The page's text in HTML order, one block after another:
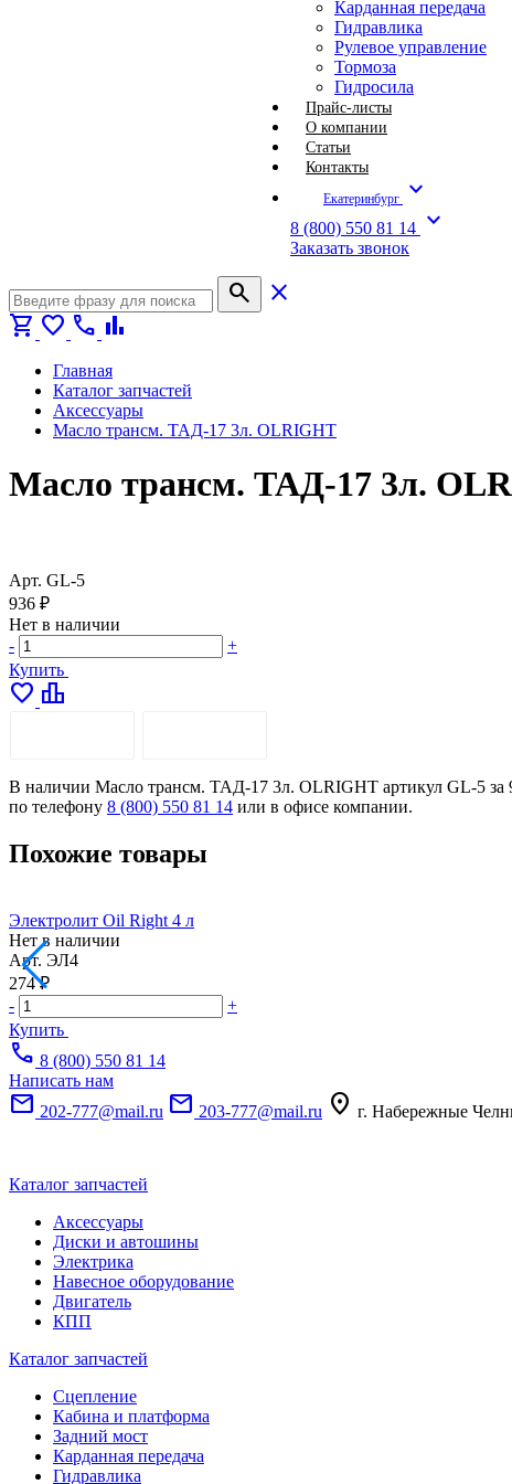
Карданная передача
Гидравлика
Рулевое управление
Тормоза
Гидросила
Прайс-листы
О компании
Статьи
Контакты
Екатеринбург expand_more
8 (800) 550 81 14 expand_more
Заказать звонок
search
close
shopping_cart favorite call bar_chart
Главная
Каталог запчастей
Аксессуары
Масло трансм. ТАД-17 3л. OLRIGHT
Масло трансм. ТАД-17 3л.
Арт. GL-5
936 ₽
Нет в наличии
-
+
Купить
favorite leaderboard
В наличии Масло трансм. ТАД-17 3л. OLRIGHT артикул GL-5 за
по телефону 8 (800) 550 81 14 или в офисе компании.
Похожие товары
Электролит Oil Right 4 л
Нет в наличии
Арт. ЭЛ4
274 ₽
-
+
Купить
call 8 (800) 550 81 14
Написать нам
mail 202-777@mail.ru mail 203-777@mail.ru location_on г. Набережные
Каталог запчастей
Аксессуары
Диски и автошины
Электрика
Навесное оборудование
Двигатель
КПП
Каталог запчастей
Сцепление
Кабина и платформа
Задний мост
Карданная передача
Гидравлика